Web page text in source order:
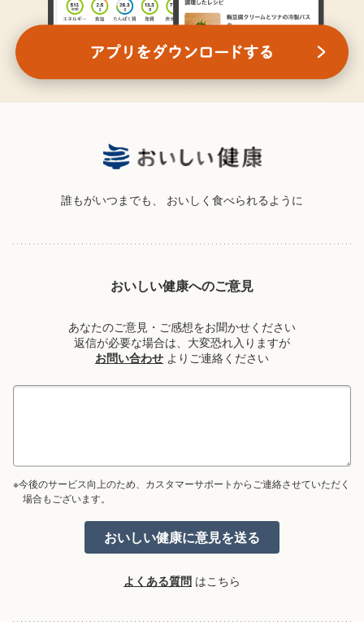
誰もがいつまでも、 おいしく食べられるように
おいしい健康へのご意見
あなたのご意見・ご感想をお聞かせください
返信が必要な場合は、大変恐れ入りますが
お問い合わせ よりご連絡ください
※今後のサービス向上のため、カスタマーサポートからご連絡させていただく
場合もございます。
よくある質問 はこちら